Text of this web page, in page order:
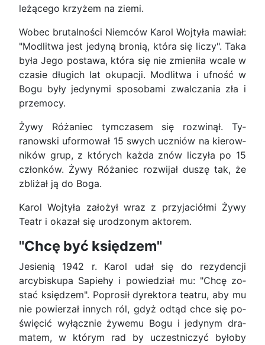
leżą­cego krzyżem na ziemi.
Wobec brutalności Niemców Karol Wojtyła mawiał:
"Modlitwa jest jedyną bronią, która się li­czy". Taka
była Jego postawa, która się nie zmie­niła wcale w
czasie długich lat okupacji. Modlitwa i ufność w
Bogu były jedynymi sposobami zwalcza­nia zła i
przemocy.
Żywy Różaniec tymczasem się rozwinął. Ty­
ranowski uformował 15 swych uczniów na kierow­
ników grup, z których każda znów liczyła po 15
członków. Żywy Różaniec rozwijał duszę tak, że
zbliżał ją do Boga.
Karol Wojtyła założył wraz z przyjaciółmi Żywy
Teatr i okazał się urodzonym aktorem.
"Chcę być księdzem"
Jesienią 1942 r. Karol udał się do rezydencji
arcybiskupa Sapiehy i powiedział mu: "Chcę zo­
stać księdzem". Poprosił dyrektora teatru, aby mu
nie powierzał innych ról, gdyż odtąd chce się po­
święcić wyłącznie żywemu Bogu i jedynym dra­
matem, w którym rad by uczestniczyć byłoby